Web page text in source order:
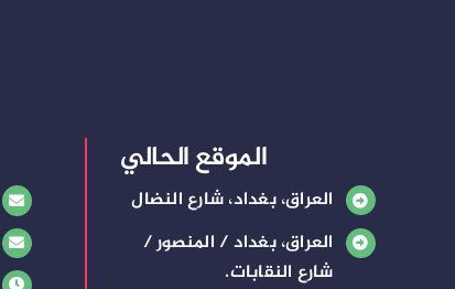
الموقع الحالي
العراق، بغداد، شارع النضال
العراق، بغداد / المنصور /
شارع النقابات.